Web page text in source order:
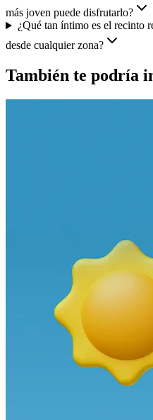
más joven puede disfrutarlo?
¿Qué tan íntimo es el recinto
desde cualquier zona?
También te podría